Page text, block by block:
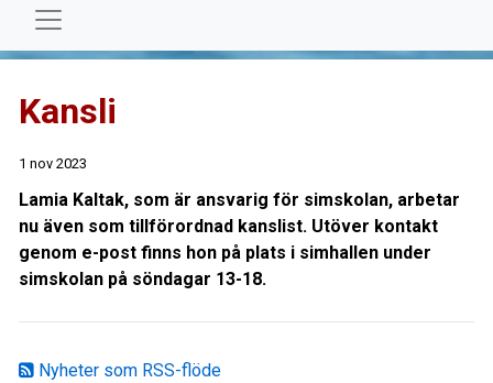
Nyheter som RSS-flöde
Kansli
1 nov 2023
Lamia Kaltak, som är ansvarig för simskolan, arbetar
nu även som tillförordnad kanslist. Utöver kontakt
genom e-post finns hon på plats i simhallen under
simskolan på söndagar 13-18.